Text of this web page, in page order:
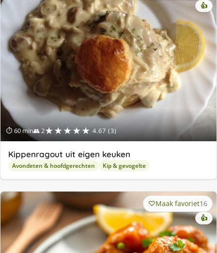
⏱ 60 min👥 2★★★★★ 4.67 (3)
👍
Kippenragout uit eigen keuken
Avondeten & hoofdgerechten Kip & gevogelte
Maak favoriet16
👍